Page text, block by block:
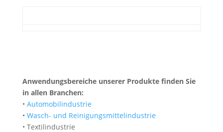
Anwendungsbereiche unserer Produkte finden Sie
in allen Branchen:
• Automobilindustrie
• Wasch- und Reinigungsmittelindustrie
• Textilindustrie